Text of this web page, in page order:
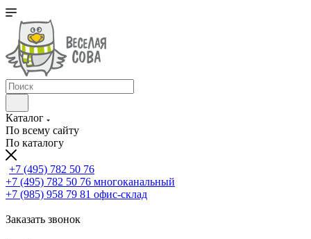
Каталог
По всему сайту
По каталогу
+7 (495) 782 50 76
+7 (495) 782 50 76 многоканальный
+7 (985) 958 79 81 офис-склад
Заказать звонок